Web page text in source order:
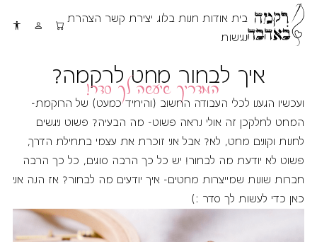
בית אודות חנות בלוג יצירת קשר הצהרת
נגישות
איך לבחור מחט לרקמה?
המדריך שיעשה לך סדר!
ועכשיו הגענו לכלי העבודה החשוב (והיחיד כמעט) של הרוקמת-
המחט לחלקכן זה אולי נראה פשוט- מה הבעיה? פשוט ניגשים
לחנות וקונים מחט, לא? אבל אני זוכרת את עצמי בתחילת הדרך,
פשוט לא יודעת מה לבחור! יש כל כך הרבה סוגים, כל כך הרבה
חברות שונות שמייצרות מחטים- איך יודעים מה לבחור? אז הנה אני
כאן כדי לעשות לך סדר :)